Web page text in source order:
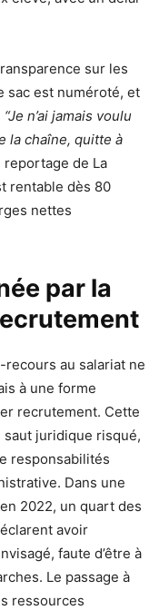
sur les
sac est numéroté, et
“Je n’ai jamais voulu
la chaîne, quitte à
de La
rentable dès 80
nettes
par la
au salariat ne
à une forme
recrutement. Cette
juridique risqué,
responsabilités
Dans une
2022, un quart des
avoir
faute d’être à
Le passage à
ressources